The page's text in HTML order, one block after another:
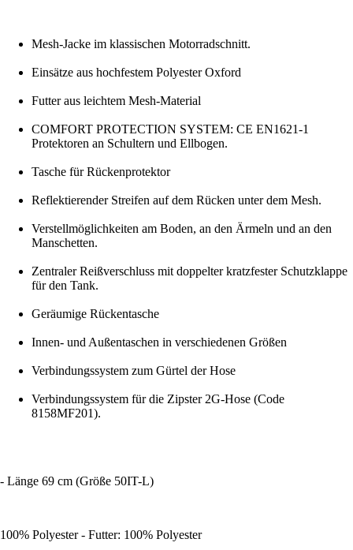
Mesh-Jacke im klassischen Motorradschnitt.
Einsätze aus hochfestem Polyester Oxford
Futter aus leichtem Mesh-Material
COMFORT PROTECTION SYSTEM: CE EN1621-1
Protektoren an Schultern und Ellbogen.
Tasche für Rückenprotektor
Reflektierender Streifen auf dem Rücken unter dem Mesh.
Verstellmöglichkeiten am Boden, an den Ärmeln und an den
Manschetten.
Zentraler Reißverschluss mit doppelter kratzfester Schutzklappe
für den Tank.
Geräumige Rückentasche
Innen- und Außentaschen in verschiedenen Größen
Verbindungssystem zum Gürtel der Hose
Verbindungssystem für die Zipster 2G-Hose (Code
8158MF201).
- Länge 69 cm (Größe 50IT-L)
100% Polyester - Futter: 100% Polyester